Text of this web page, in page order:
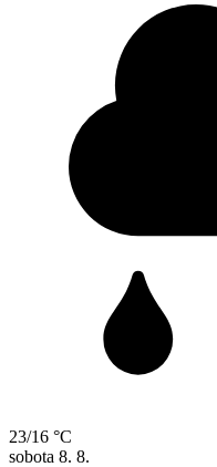
23/16 °C
sobota 8. 8.